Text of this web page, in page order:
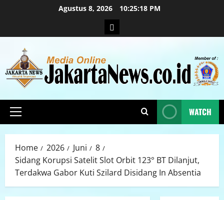
Agustus 8, 2026 10:25:18 PM
WATCH
Home 2026 Juni
8
Sidang Korupsi Satelit Slot Orbit 123° BT Dilanjut,
Terdakwa Gabor Kuti Szilard Disidang In Absentia